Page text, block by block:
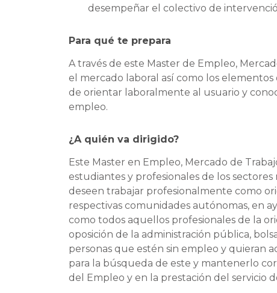
desempeñar el colectivo de
Para qué te prepara
A través de este Master de Empleo,
el mercado laboral así como los
de orientar laboralmente al usuario y
empleo.
¿A quién va dirigido?
Este Master en Empleo, Mercado de
estudiantes y profesionales de los
deseen trabajar profesionalmente como
respectivas comunidades autónomas, en
como todos aquellos profesionales de la
oposición de la administración pública,
personas que estén sin empleo y quieran
para la búsqueda de este y mantenerlo
del Empleo y en la prestación del servicio